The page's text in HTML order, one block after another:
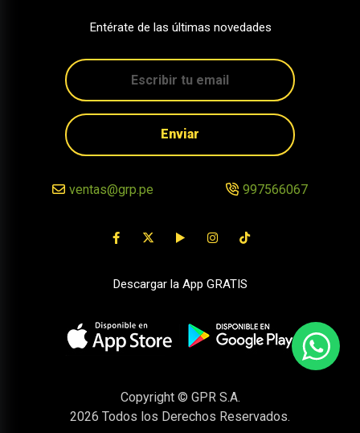
Entérate de las últimas novedades
Enviar
ventas@grp.pe 997566067
Descargar la App GRATIS
Copyright © GPR S.A.
2026 Todos los Derechos Reservados.